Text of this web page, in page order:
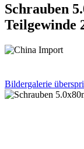
Schrauben
Teilgewinde
Bildergalerie